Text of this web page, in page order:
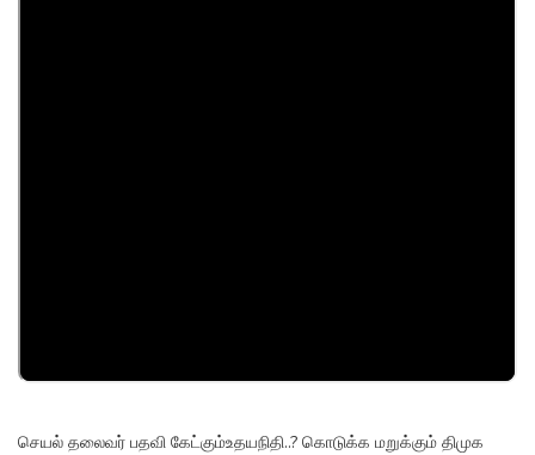
செயல் தலைவர் பதவி கேட்கும்உதயநிதி..? கொடுக்க மறுக்கும் திமுக